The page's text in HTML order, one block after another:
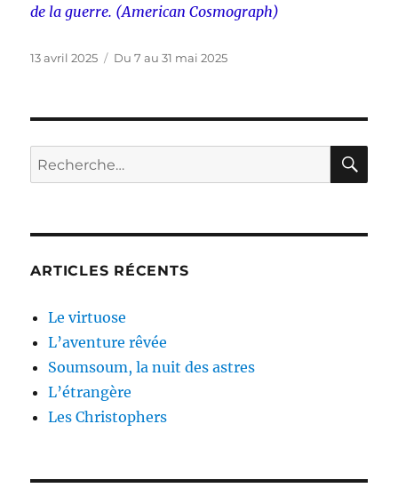
de la guerre. (American Cosmograph)
Publié
13 avril 2025 Catégories
Du 7 au 31 mai 2025
Recherche
pour :
ARTICLES RÉCENTS
Le virtuose
L’aventure rêvée
Soumsoum, la nuit des astres
L’étrangère
Les Christophers